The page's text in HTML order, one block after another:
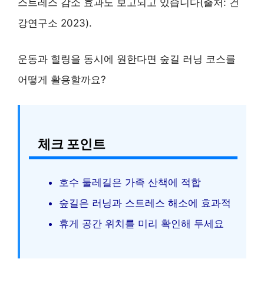
스트레스 감소 효과도 보고되고 있습니다(출처: 건
강연구소 2023).
운동과 힐링을 동시에 원한다면 숲길 러닝 코스를
어떻게 활용할까요?
체크 포인트
호수 둘레길은 가족 산책에 적합
숲길은 러닝과 스트레스 해소에 효과적
휴게 공간 위치를 미리 확인해 두세요